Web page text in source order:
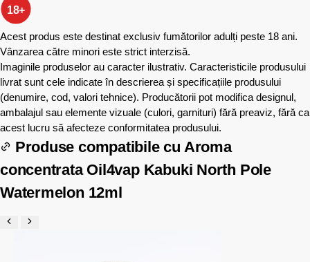
18+
Acest produs este destinat exclusiv fumătorilor adulți peste 18 ani.
Vânzarea către minori este strict interzisă.
Imaginile produselor au caracter ilustrativ. Caracteristicile produsului
livrat sunt cele indicate în descrierea și specificațiile produsului
(denumire, cod, valori tehnice). Producătorii pot modifica designul,
ambalajul sau elemente vizuale (culori, garnituri) fără preaviz, fără ca
acest lucru să afecteze conformitatea produsului.
Produse compatibile cu Aroma
concentrata Oil4vap Kabuki North Pole
Watermelon 12ml